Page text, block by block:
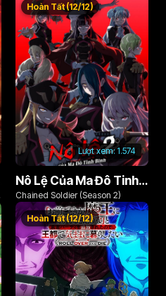
Lượt xem: 1.574
Hoàn Tất (12/12)
Nô Lệ Của Ma Đô Tinh Binh (Phần 2)
Chained Soldier (Season 2)
Hoàn Tất (12/12)